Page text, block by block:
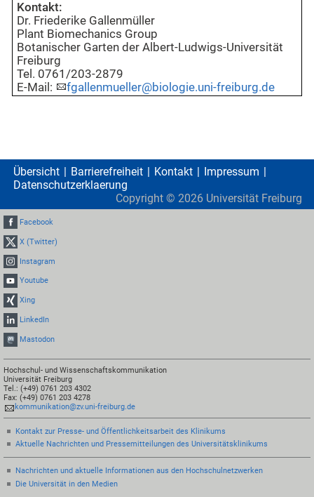
Kontakt:
Dr. Friederike Gallenmüller
Plant Biomechanics Group
Botanischer Garten der Albert-Ludwigs-Universität
Freiburg
Tel. 0761/203-2879
E-Mail:
fgallenmueller@biologie.uni-freiburg.de
Übersicht Barrierefreiheit Kontakt
Impressum
Datenschutzerklaerung
Copyright © 2026 Universität Freiburg
Facebook
X (Twitter)
Instagram
Youtube
Xing
LinkedIn
Mastodon
Hochschul- und Wissenschaftskommunikation
Universität Freiburg
Tel.: (+49) 0761 203 4302
Fax: (+49) 0761 203 4278
kommunikation@zv.uni-freiburg.de
Kontakt zur Presse- und Öffentlichkeitsarbeit des Klinikums
Aktuelle Nachrichten und Pressemitteilungen des Universitätsklinikums
Nachrichten und aktuelle Informationen aus den Hochschulnetzwerken
Die Universität in den Medien